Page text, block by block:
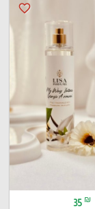
favorite_border
35 ₪